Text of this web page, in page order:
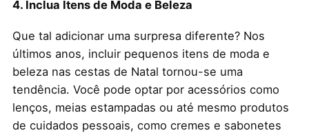
4. Inclua Itens de Moda e Beleza
Que tal adicionar uma surpresa diferente? Nos
últimos anos, incluir pequenos itens de moda e
beleza nas cestas de Natal tornou-se uma
tendência. Você pode optar por acessórios como
lenços, meias estampadas ou até mesmo produtos
de cuidados pessoais, como cremes e sabonetes